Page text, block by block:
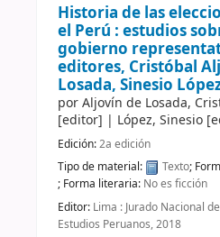
Historia de las
el Perú : estudios
gobierno
editores, Cristóbal
Losada, Sinesio
porAljovín de Losada,
[editor] | López, Sinesio
Edición:2a edición
Tipo de material:
Texto;
; Forma literaria: No es ficción
Editor: Lima : Jurado Nacional
Estudios Peruanos, 2018